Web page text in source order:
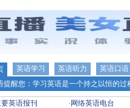
英语学习 英语听力
英语口语
提醒您：学习英语是一个持之以恒的
英语报刊 · 网络英语电台